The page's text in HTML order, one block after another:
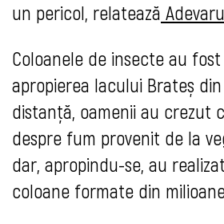
un pericol, relatează
Coloanele de insecte au
apropierea lacului Brateș din
distanță, oamenii au crezut
despre fum provenit de la
dar, apropindu-se, au
coloane formate din